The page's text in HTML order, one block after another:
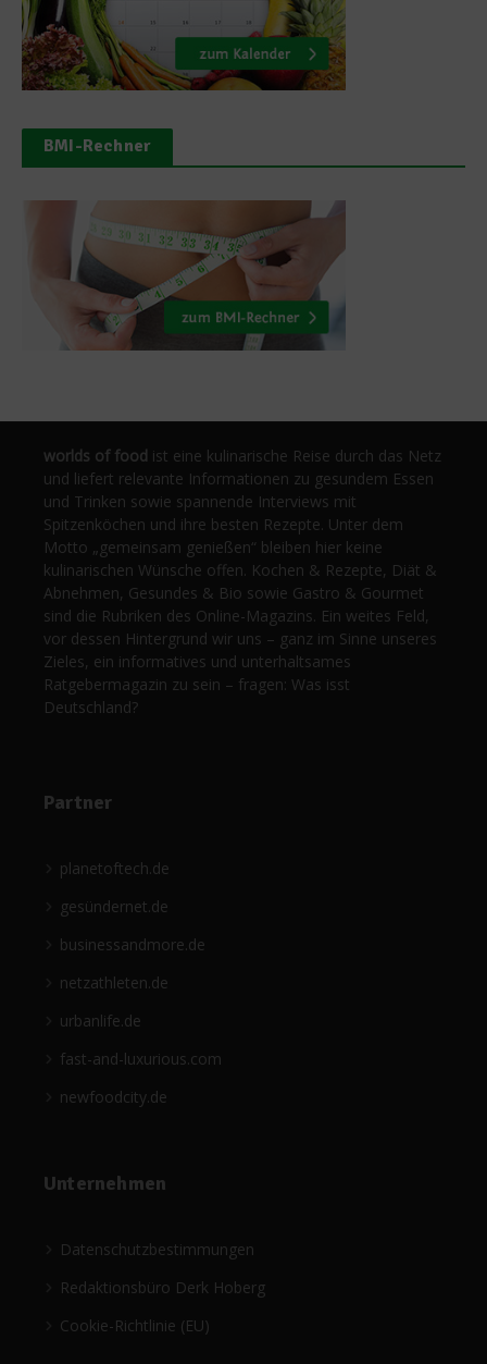
BMI-Rechner
worlds of food ist eine kulinarische Reise durch das Netz
und liefert relevante Informationen zu gesundem Essen
und Trinken sowie spannende Interviews mit
Spitzenköchen und ihre besten Rezepte. Unter dem
Motto „gemeinsam genießen“ bleiben hier keine
kulinarischen Wünsche offen. Kochen & Rezepte, Diät &
Abnehmen, Gesundes & Bio sowie Gastro & Gourmet
sind die Rubriken des Online-Magazins. Ein weites Feld,
vor dessen Hintergrund wir uns – ganz im Sinne unseres
Zieles, ein informatives und unterhaltsames
Ratgebermagazin zu sein – fragen: Was isst
Deutschland?
Partner
planetoftech.de
gesündernet.de
businessandmore.de
netzathleten.de
urbanlife.de
fast-and-luxurious.com
newfoodcity.de
Unternehmen
Datenschutzbestimmungen
Redaktionsbüro Derk Hoberg
Cookie-Richtlinie (EU)